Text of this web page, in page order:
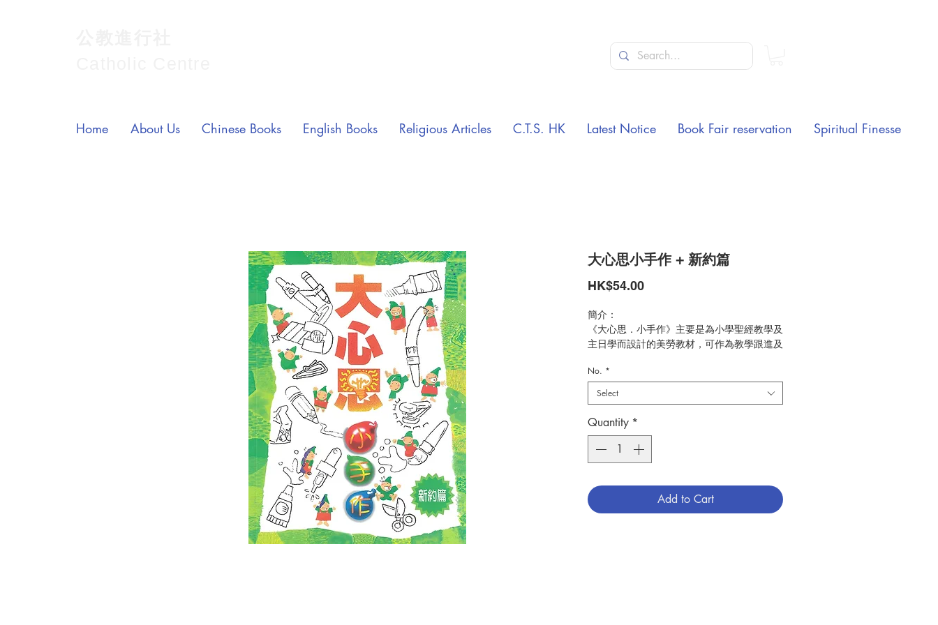
大心思小手作 + 新約篇
HK$54.00Price
簡介：
《大心思．小手作》主要是為小學聖經教學及
主日學而設計的美勞教材，可作為教學跟進及
列有所需的材料工具、製作步驟，配合製作及
完成圖說明，部分需用的圖已預先繪印，導師
只需把圖複印、栽出，即能使用，清晰簡便。
製作有難有易，導師可隨學生的年紀和能力選
用。目錄頁附有以星顯示的「難易指數」，一
星表示最容易，約適用於幼稚園高班及初小；
提供的製作方法和材料不限一式，導師可修改
並再創作，讓每個參與其中的，都能發揮上帝
No. *
Select
Quantity *
Add to Cart
Home About Us Chinese Books English Books Religious Articles C.T.S. HK Latest Notice Book Fair reservation Spiritual Finesse